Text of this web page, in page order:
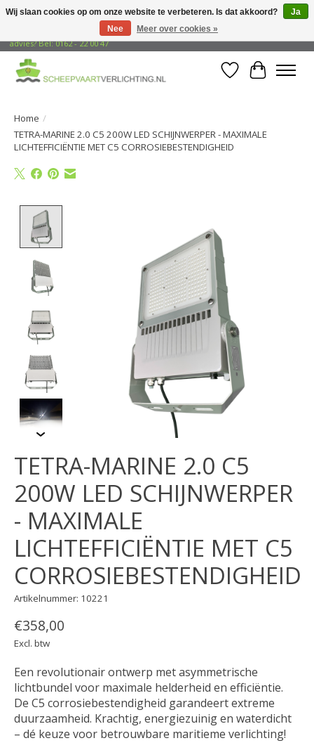
Gratis verzending naar adressen in Nederland! Opzoek naar vrijblijvend
advies? Bel: 0162 - 22 00 47
Verlanglijst
Home /
TETRA-MARINE 2.0 C5 200W LED SCHIJNWERPER - MAXIMALE
LICHTEFFICIËNTIE MET C5 CORROSIEBESTENDIGHEID
TETRA-MARINE 2.0 C5
200W LED SCHIJNWERPER
- MAXIMALE
LICHTEFFICIËNTIE MET C5
CORROSIEBESTENDIGHEID
Artikelnummer: 10221
€358,00
Excl. btw
Een revolutionair ontwerp met asymmetrische
lichtbundel voor maximale helderheid en efficiëntie.
De C5 corrosiebestendigheid garandeert extreme
duurzaamheid. Krachtig, energiezuinig en waterdicht
– dé keuze voor betrouwbare maritieme verlichting!
Wij slaan cookies op om onze website te verbeteren. Is dat akkoord?
Ja
Nee
Meer over cookies »